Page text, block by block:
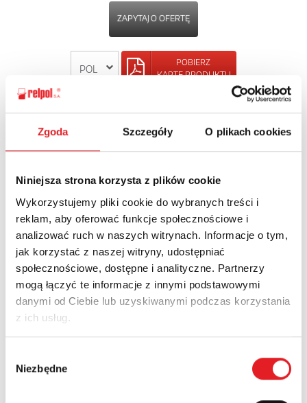
Zgoda Szczegóły O plikach cookies
Niniejsza strona korzysta z plików cookie
Wykorzystujemy pliki cookie do wybranych treści i
reklam, aby oferować funkcje społecznościowe i
analizować ruch w naszych witrynach. Informacje o tym,
jak korzystać z naszej witryny, udostępniać
społecznościowe, dostępne i analityczne. Partnerzy
mogą łączyć te informacje z innymi podstawowymi
danymi od Ciebie lub uzyskiwanymi podczas korzystania
z ich usług.
zgody
Niezbędne
ZAPYTAJ O OFERTĘ
POBIERZ
KARTĘ PRODUKTU
POWRÓT
Zapytaj o szczegóły oferty
Imię i nazwisko: *
Adres e-mail: *
Nazwa firmy: